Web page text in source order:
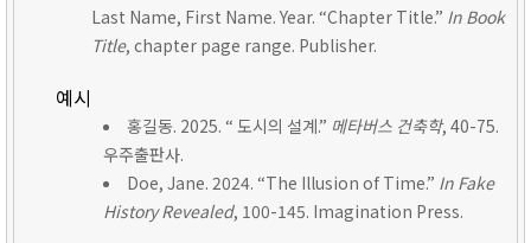
Last Name, First Name. Year. “Chapter Title.” In Book
Title, chapter page range. Publisher.
예시
홍길동. 2025. “ 도시의 설계.” 메타버스 건축학, 40-75.
우주출판사.
Doe, Jane. 2024. “The Illusion of Time.” In Fake
History Revealed, 100-145. Imagination Press.